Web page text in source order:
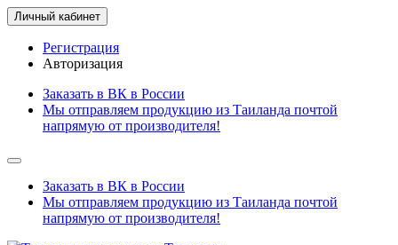
Личный кабинет
Регистрация
Авторизация
Заказать в ВК в России
Мы отправляем продукцию из Таиланда почтой
напрямую от производителя!
Заказать в ВК в России
Мы отправляем продукцию из Таиланда почтой
напрямую от производителя!